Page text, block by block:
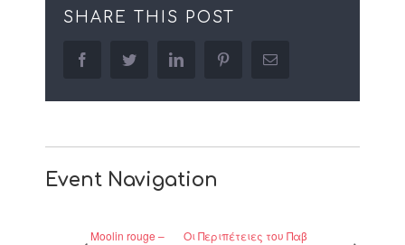
SHARE THIS POST
facebooktwitter linkedin pinterestEmail
Event Navigation
Moolin rouge –
Οι Περιπέτειες του Παβ